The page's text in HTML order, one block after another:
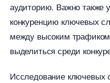
аудиторию.​ Важно также
конкуренцию ключевых
между высоким
ыделиться среди
Исследование ключевых